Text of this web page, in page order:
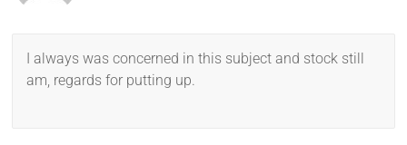
I always was concerned in this subject and stock still
am, regards for putting up.